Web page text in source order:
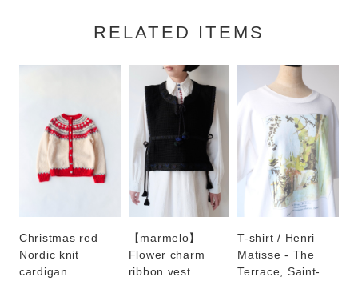
RELATED ITEMS
Christmas red
Nordic knit
cardigan
【marmelo】
Flower charm
ribbon vest
T-shirt / Henri
Matisse - The
Terrace, Saint-